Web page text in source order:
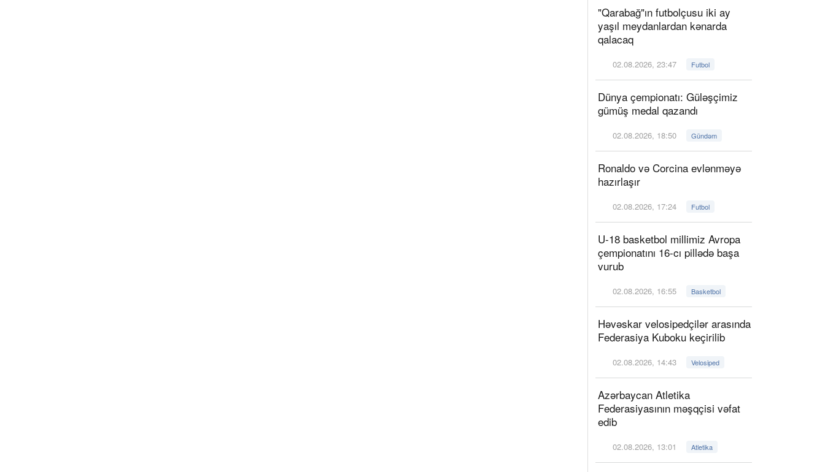
"Qarabağ"ın futbolçusu iki ay
yaşıl meydanlardan kənarda
qalacaq
02.08.2026, 23:47 Futbol
Dünya çempionatı: Güləşçimiz
gümüş medal qazandı
02.08.2026, 18:50 Gündəm
Ronaldo və Corcina evlənməyə
hazırlaşır
02.08.2026, 17:24 Futbol
U-18 basketbol millimiz Avropa
çempionatını 16-cı pillədə başa
vurub
02.08.2026, 16:55 Basketbol
Həvəskar velosipedçilər arasında
Federasiya Kuboku keçirilib
02.08.2026, 14:43 Velosiped
Azərbaycan Atletika
Federasiyasının məşqçisi vəfat
edib
02.08.2026, 13:01 Atletika